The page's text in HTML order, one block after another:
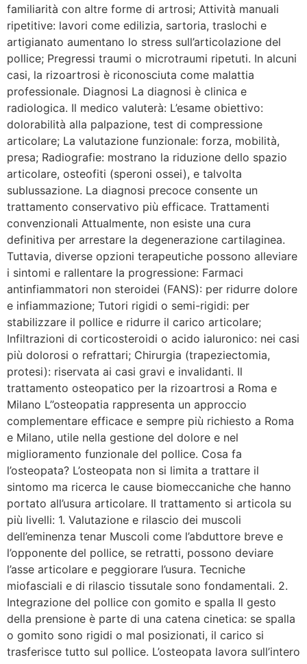
familiarità con altre forme di artrosi; Attività manuali
ripetitive: lavori come edilizia, sartoria, traslochi e
artigianato aumentano lo stress sull’articolazione del
pollice; Pregressi traumi o microtraumi ripetuti. In alcuni
casi, la rizoartrosi è riconosciuta come malattia
professionale. Diagnosi La diagnosi è clinica e
radiologica. Il medico valuterà: L’esame obiettivo:
dolorabilità alla palpazione, test di compressione
articolare; La valutazione funzionale: forza, mobilità,
presa; Radiografie: mostrano la riduzione dello spazio
articolare, osteofiti (speroni ossei), e talvolta
sublussazione. La diagnosi precoce consente un
trattamento conservativo più efficace. Trattamenti
convenzionali Attualmente, non esiste una cura
definitiva per arrestare la degenerazione cartilaginea.
Tuttavia, diverse opzioni terapeutiche possono alleviare
i sintomi e rallentare la progressione: Farmaci
antinfiammatori non steroidei (FANS): per ridurre dolore
e infiammazione; Tutori rigidi o semi-rigidi: per
stabilizzare il pollice e ridurre il carico articolare;
Infiltrazioni di corticosteroidi o acido ialuronico: nei casi
più dolorosi o refrattari; Chirurgia (trapeziectomia,
protesi): riservata ai casi gravi e invalidanti. Il
trattamento osteopatico per la rizoartrosi a Roma e
Milano L’’osteopatia rappresenta un approccio
complementare efficace e sempre più richiesto a Roma
e Milano, utile nella gestione del dolore e nel
miglioramento funzionale del pollice. Cosa fa
l’osteopata? L’osteopata non si limita a trattare il
sintomo ma ricerca le cause biomeccaniche che hanno
portato all’usura articolare. Il trattamento si articola su
più livelli: 1. Valutazione e rilascio dei muscoli
dell’eminenza tenar Muscoli come l’abduttore breve e
l’opponente del pollice, se retratti, possono deviare
l’asse articolare e peggiorare l’usura. Tecniche
miofasciali e di rilascio tissutale sono fondamentali. 2.
Integrazione del pollice con gomito e spalla Il gesto
della prensione è parte di una catena cinetica: se spalla
o gomito sono rigidi o mal posizionati, il carico si
trasferisce tutto sul pollice. L’osteopata lavora sull’intero